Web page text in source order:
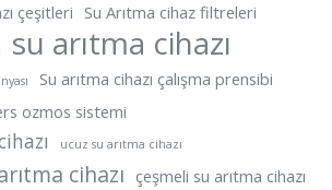
çeşitleri Su Arıtma cihaz filtreleri
su arıtma cihazı
Su arıtma cihazı çalışma prensibi
ozmos sistemi
ucuz su arıtma cihazı
cihazı çeşmeli su arıtma cihazı